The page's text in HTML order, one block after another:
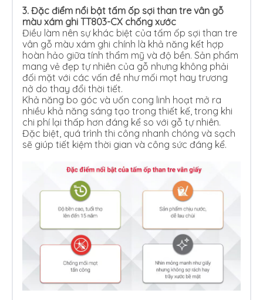
3. Đặc điểm nổi bật tấm ốp sợi than tre vân gỗ
màu xám ghi TT803-CX chống xước
Điều làm nên sự khác biệt của tấm ốp sợi than tre
vân gỗ màu xám ghi chính là khả năng kết hợp
hoàn hảo giữa tính thẩm mỹ và độ bền. Sản phẩm
mang vẻ đẹp tự nhiên của gỗ nhưng không phải
đối mặt với các vấn đề như mối mọt hay trương
nở do thay đổi thời tiết.
Khả năng bo góc và uốn cong linh hoạt mở ra
nhiều khả năng sáng tạo trong thiết kế, trong khi
chi phí lại thấp hơn đáng kể so với gỗ tự nhiên.
Đặc biệt, quá trình thi công nhanh chóng và sạch
sẽ giúp tiết kiệm thời gian và công sức đáng kể.